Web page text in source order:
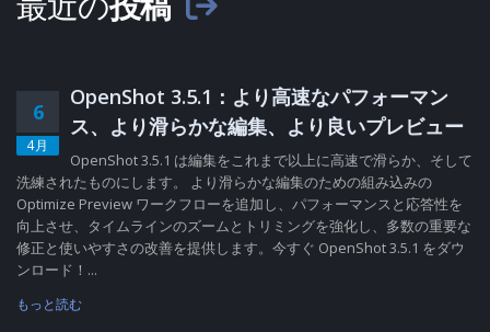
6
4月
OpenShot 3.5.1：より高速なパフォーマン
ス、より滑らかな編集、より良いプレビュー
OpenShot 3.5.1 は編集をこれまで以上に高速で滑らか、そして
洗練されたものにします。 より滑らかな編集のための組み込みの
Optimize Preview ワークフローを追加し、パフォーマンスと応答性を
向上させ、タイムラインのズームとトリミングを強化し、多数の重要な
修正と使いやすさの改善を提供します。今すぐ OpenShot 3.5.1 をダウ
ンロード！...
もっと読む